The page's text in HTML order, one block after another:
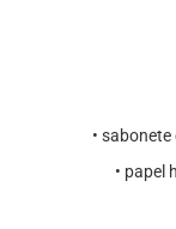
•⁠
•⁠ papel